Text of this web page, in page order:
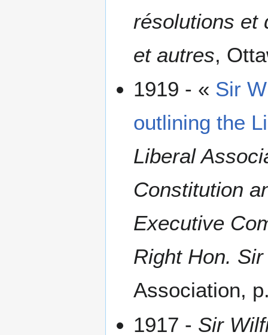
résolutions et
et autres,
1919 - « Sir
outlining the
Liberal
Constitution
Executive
Right Hon.
Association,
1917 - Sir